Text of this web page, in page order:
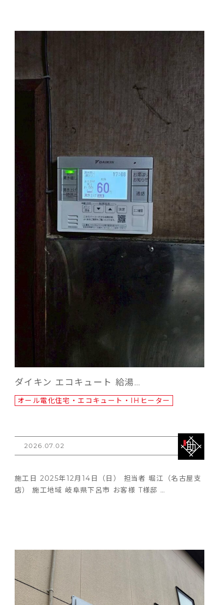
ダイキン エコキュート 給湯…
オール電化住宅・エコキュート・IHヒーター
2026.07.02
施工日 2025年12月14日（日） 担当者 堀江（名古屋支
店） 施工地域 岐阜県下呂市 お客様 T様邸 …